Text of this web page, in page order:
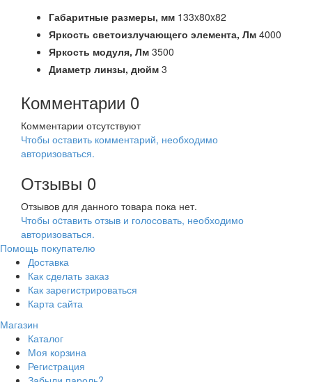
Габаритные размеры, мм 133x80x82
Яркость светоизлучающего элемента, Лм 4000
Яркость модуля, Лм 3500
Диаметр линзы, дюйм 3
Комментарии 0
Комментарии отсутствуют
Чтобы оставить комментарий, необходимо
авторизоваться.
Отзывы 0
Отзывов для данного товара пока нет.
Чтобы оcтавить отзыв и голосовать, необходимо
авторизоваться.
Помощь покупателю
Доставка
Как сделать заказ
Как зарегистрироваться
Карта сайта
Магазин
Каталог
Моя корзина
Регистрация